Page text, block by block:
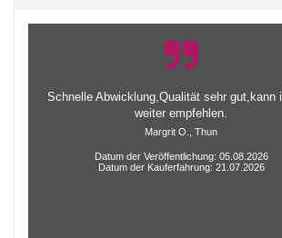
alles gut funktioniert mit der alieferung
Datum der Kauferfahrung: 20.07.2026